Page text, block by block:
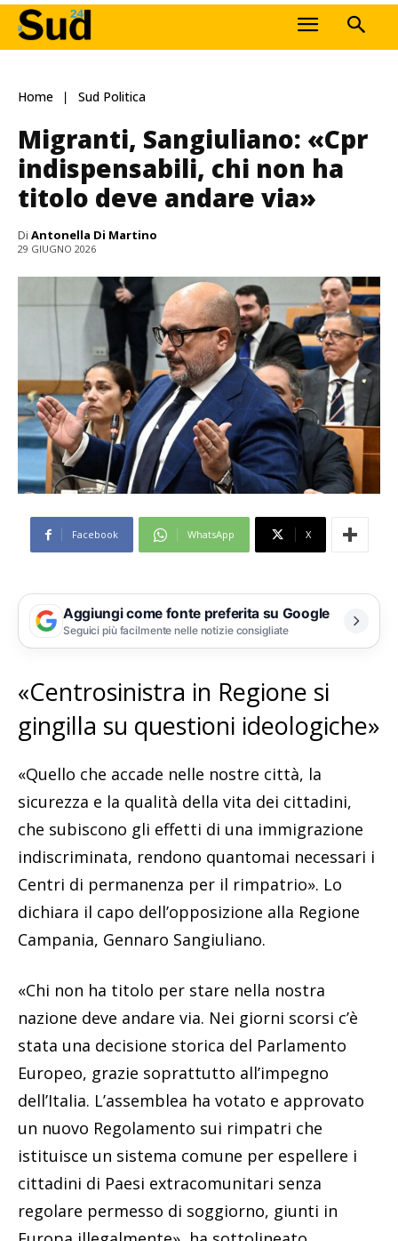
Home Sud Politica
Migranti, Sangiuliano: «Cpr
indispensabili, chi non ha
titolo deve andare via»
Di Antonella Di Martino
29 GIUGNO 2026
Facebook WhatsApp X
Aggiungi come fonte preferita su Google
Seguici più facilmente nelle notizie consigliate
«Centrosinistra in Regione si
gingilla su questioni ideologiche»
«Quello che accade nelle nostre città, la
sicurezza e la qualità della vita dei cittadini,
che subiscono gli effetti di una immigrazione
indiscriminata, rendono quantomai necessari i
Centri di permanenza per il rimpatrio». Lo
dichiara il capo dell’opposizione alla Regione
Campania, Gennaro Sangiuliano.
«Chi non ha titolo per stare nella nostra
nazione deve andare via. Nei giorni scorsi c’è
stata una decisione storica del Parlamento
Europeo, grazie soprattutto all’impegno
dell’Italia. L’assemblea ha votato e approvato
un nuovo Regolamento sui rimpatri che
istituisce un sistema comune per espellere i
cittadini di Paesi extracomunitari senza
regolare permesso di soggiorno, giunti in